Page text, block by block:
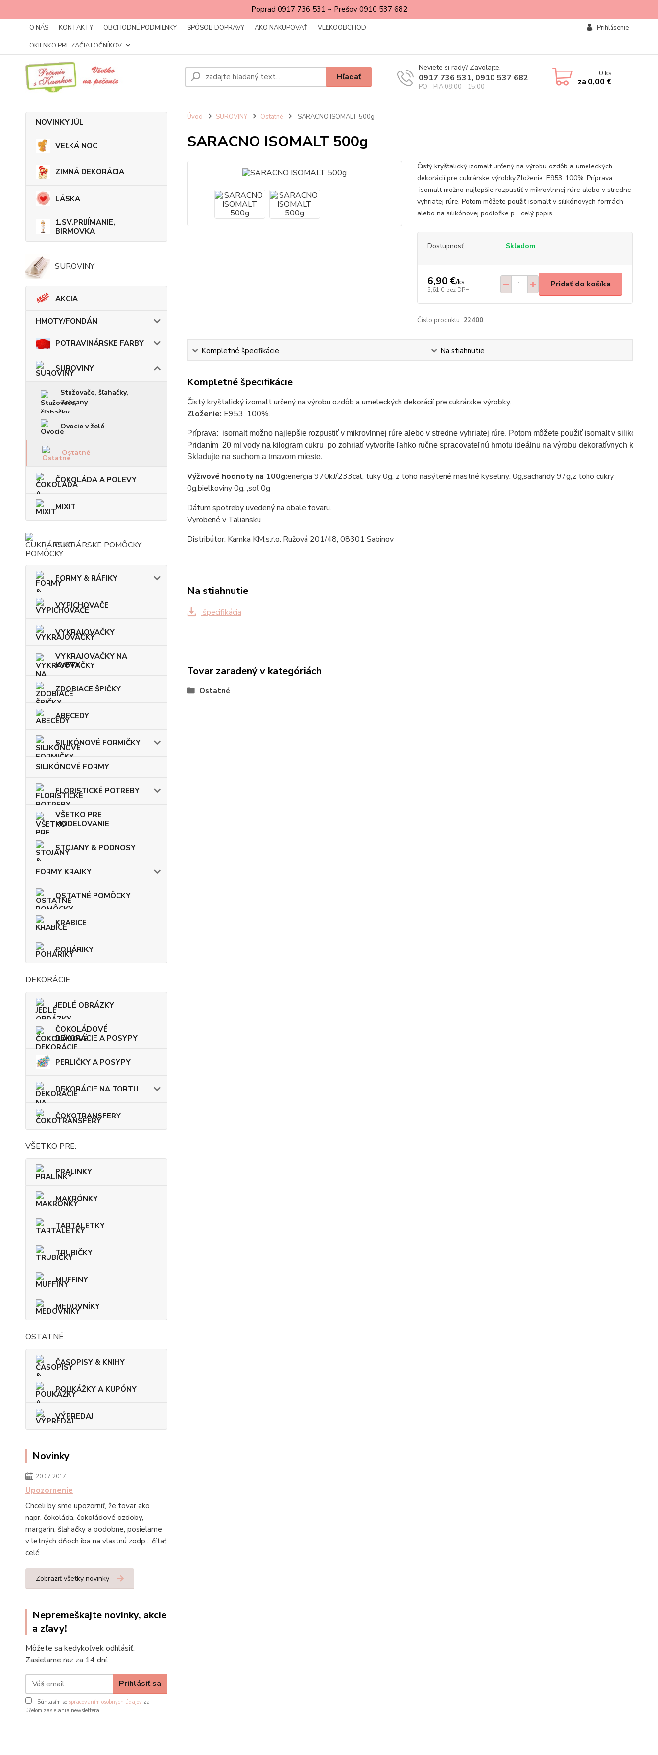
Poprad 0917 736 531 ~ Prešov 0910 537 682
O NÁS KONTAKTY OBCHODNÉ PODMIENKY SPÔSOB DOPRAVY AKO NAKUPOVAŤ
VEĽKOOBCHOD
OKIENKO PRE ZAČIATOČNÍKOV
Prihlásenie
Hľadať
Neviete si rady? Zavolajte.
0917 736 531, 0910 537 682
PO - PIA 08:00 - 15:00
0ks
za 0,00 €
NOVINKY JÚL
VEĽKÁ NOC
ZIMNÁ DEKORÁCIA
LÁSKA
1.SV.PRIJÍMANIE,
BIRMOVKA
SUROVINY
AKCIA
HMOTY/FONDÁN
POTRAVINÁRSKE FARBY
SUROVINY
Stužovače, šľahačky,
Zeesany
Ovocie v želé
Ostatné
ČOKOLÁDA A POLEVY
MIXIT
CUKRÁRSKE POMÔCKY
FORMY & RÁFIKY
VYPICHOVAČE
VYKRAJOVAČKY
VYKRAJOVAČKY NA
KVETY
ZDOBIACE ŠPIČKY
ABECEDY
SILIKÓNOVÉ FORMIČKY
SILIKÓNOVÉ FORMY
FLORISTICKÉ POTREBY
VŠETKO PRE
MODELOVANIE
STOJANY & PODNOSY
FORMY KRAJKY
OSTATNÉ POMÔCKY
KRABICE
POHÁRIKY
DEKORÁCIE
JEDLÉ OBRÁZKY
ČOKOLÁDOVÉ
DEKORÁCIE A POSYPY
PERLIČKY A POSYPY
DEKORÁCIE NA TORTU
ČOKOTRANSFERY
VŠETKO PRE:
PRALINKY
MAKRÓNKY
TARTALETKY
TRUBIČKY
MUFFINY
MEDOVNÍKY
OSTATNÉ
ČASOPISY & KNIHY
POUKÁŽKY A KUPÓNY
VÝPREDAJ
Novinky
20.07.2017
Upozornenie
Chceli by sme upozorniť, že tovar ako
napr. čokoláda, čokoládové ozdoby,
margarín, šľahačky a podobne, posielame
v letných dňoch iba na vlastnú zodp... čítať
celé
Zobraziť všetky novinky
Nepremeškajte novinky, akcie
a zľavy!
Môžete sa kedykoľvek odhlásiť.
Zasielame raz za 14 dní.
Prihlásiť sa
Súhlasím so spracovaním osobných údajov za
účelom zasielania newslettera.
Úvod SUROVINY Ostatné SARACNO ISOMALT 500g
SARACNO ISOMALT 500g
Čistý kryštalický izomalt určený na výrobu ozdôb a umeleckých
dekorácií pre cukrárske výrobky.Zloženie: E953, 100%. Príprava:
isomalt možno najlepšie rozpustiť v mikrovlnnej rúre alebo v stredne
vyhriatej rúre. Potom môžete použiť isomalt v silikónových formách
alebo na silikónovej podložke p... celý popis
Dostupnosť Skladom
6,90 €/ks
5,61 € bez DPH
Pridať do košíka
Číslo produktu: 22400
Kompletné špecifikácie Na stiahnutie
Kompletné špecifikácie
Čistý kryštalický izomalt určený na výrobu ozdôb a umeleckých dekorácií pre cukrárske výrobky.
Zloženie: E953, 100%.
Príprava:  isomalt možno najlepšie rozpustiť v mikrovlnnej rúre alebo v stredne vyhriatej rúre. Potom môžete použiť isomalt v
Pridaním  20 ml vody na kilogram cukru  po zohriatí vytvoríte ľahko ručne spracovateľnú hmotu ideálnu na výrobu dekoratívnych kvetov
Skladujte na suchom a tmavom mieste.
Výživové hodnoty na 100g:energia 970kJ/233cal, tuky 0g, z toho nasýtené mastné kyseliny: 0g,sacharidy 97g,z toho cukry
0g,bielkoviny 0g, ,soľ 0g
Dátum spotreby uvedený na obale tovaru.
Vyrobené v Taliansku
Distribútor: Kamka KM,s.r.o. Ružová 201/48, 08301 Sabinov
Na stiahnutie
špecifikácia
Tovar zaradený v kategóriách
Ostatné